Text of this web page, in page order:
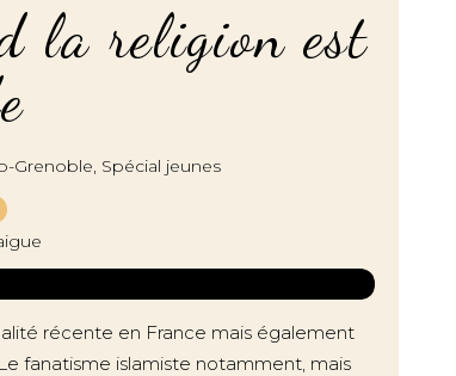
la religion est
Grenoble, Spécial jeunes
récente en France mais également
fanatisme islamiste notamment, mais